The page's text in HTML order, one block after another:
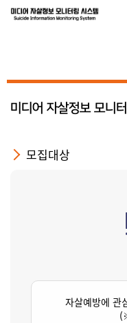
미디어 자살정보 모니
모집대상
자살예방에 관